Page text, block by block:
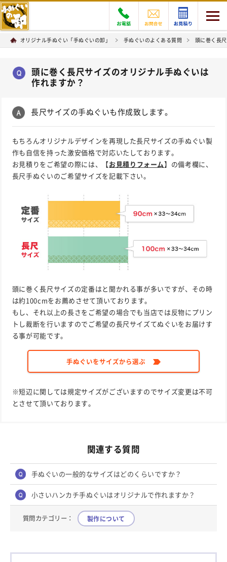
オリジナル手ぬぐい「手ぬぐいの卸」 手ぬぐいのよくある質問 頭に巻く長
頭に巻く長尺サイズのオリジナル手ぬぐいは
作れますか？
長尺サイズの手ぬぐいも作成致します。
もちろんオリジナルデザインを再現した長尺サイズの手ぬぐい製
作も自信を持った激安価格で対応いたしております。
お見積りをご希望の際には、【お見積りフォーム】の備考欄に、
長尺手ぬぐいのご希望サイズを記載下さい。
頭に巻く長尺サイズの定番はと聞かれる事が多いですが、その時
は約100cmをお薦めさせて頂いております。
もし、それ以上の長さをご希望の場合でも当店では反物にプリン
トし裁断を行いますのでご希望の長尺サイズてぬぐいをお届けす
る事が可能です。
手ぬぐいをサイズから選ぶ
※短辺に関しては規定サイズがございますのでサイズ変更は不可
とさせて頂いております。
関連する質問
手ぬぐいの一般的なサイズはどのくらいですか？
小さいハンカチ手ぬぐいはオリジナルで作れますか？
質問カテゴリー： 製作について